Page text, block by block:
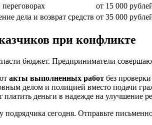
от 15 000
дела и возврат средств от 35 000
при конфликте
бюджет. Предприниматели
акты выполненных работ без
делом и полицией вместо подачи
деньги в надежде на улучшение
подрядчика сегодня. Отправьте